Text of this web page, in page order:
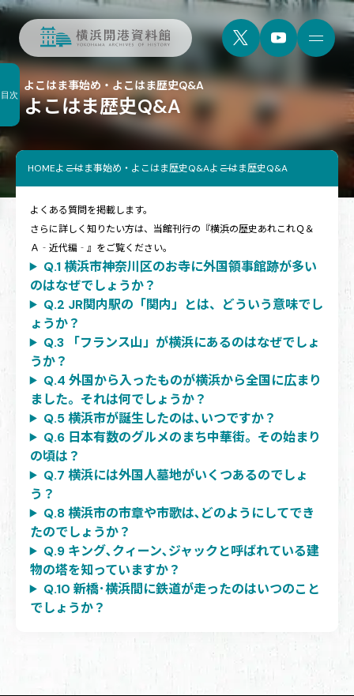
よこはま歴史Q&A
よこはま事始め・よこはま歴史Q&A
HOMEよこはま事始め・よこはま歴史Q&Aよこはま歴史Q&A
よくある質問を掲載します。
さらに詳しく知りたい方は、当館刊行の『横浜の歴史あれこれＱ＆
Ａ‐近代編‐』をご覧ください。
Q.1 横浜市神奈川区のお寺に外国領事館跡が多い
のはなぜでしょうか？
Q.2 JR関内駅の「関内」とは、どういう意味でし
ょうか？
Q.3 「フランス山」が横浜にあるのはなぜでしょ
うか？
Q.4 外国から入ったものが横浜から全国に広まり
ました。それは何でしょうか？
Q.5 横浜市が誕生したのは､いつですか？
Q.6 日本有数のグルメのまち中華街。その始まり
の頃は？
Q.7 横浜には外国人墓地がいくつあるのでしょ
う？
Q.8 横浜市の市章や市歌は､どのようにしてでき
たのでしょうか？
Q.9 キング､クィーン､ジャックと呼ばれている建
物の塔を知っていますか？
Q.10 新橋･横浜間に鉄道が走ったのはいつのこと
でしょうか？
目次